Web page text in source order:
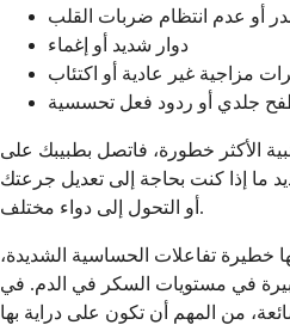
أو عدم انتظام ضربات القلب
دوار شديد أو إغماء
مزاجية غير عادية أو اكتئاب
جلدي أو ردود فعل تحسسية
الأكثر خطورة، فاتصل بطبيبك على
ما إذا كنت بحاجة إلى تعديل جرعتك
أو التحول إلى دواء مختلف.
خطيرة تفاعلات الحساسية الشديدة،
في مستويات السكر في الدم. في
من المهم أن تكون على دراية بها